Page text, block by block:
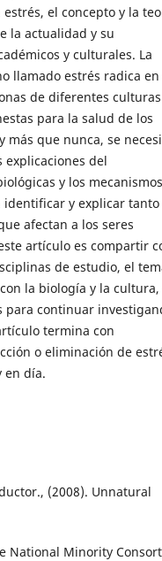
el concepto y la
la actualidad y su
y culturales. La
llamado estrés radica
de diferentes
para la salud de los
más que nunca, se
del
y los mecanismos
identificar y explicar tanto
afectan a los seres
artículo es compartir
de estudio, el
la biología y la cultura,
para continuar
termina con
o eliminación de
en día.
(2008). Unnatural
National Minority